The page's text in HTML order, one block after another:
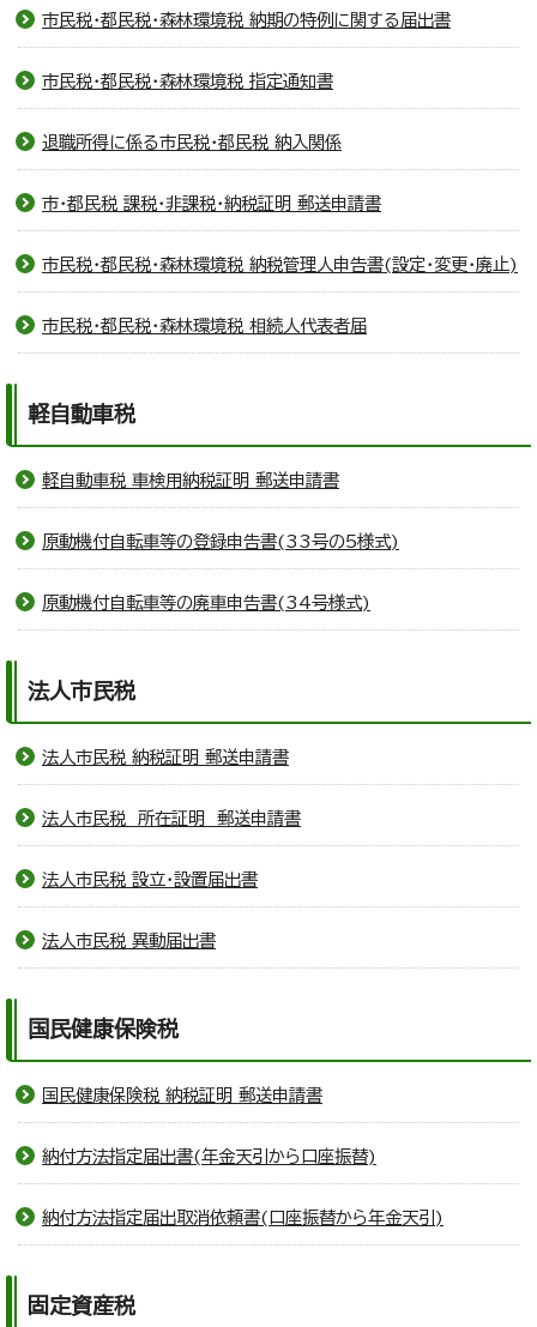
市民税・都民税・森林環境税 納期の特例に関する届出書
市民税・都民税・森林環境税 指定通知書
退職所得に係る市民税・都民税 納入関係
市・都民税 課税・非課税・納税証明 郵送申請書
市民税・都民税・森林環境税 納税管理人申告書(設定・変更・廃止)
市民税・都民税・森林環境税 相続人代表者届
軽自動車税
軽自動車税 車検用納税証明 郵送申請書
原動機付自転車等の登録申告書(33号の5様式)
原動機付自転車等の廃車申告書(34号様式)
法人市民税
法人市民税 納税証明 郵送申請書
法人市民税 所在証明 郵送申請書
法人市民税 設立・設置届出書
法人市民税 異動届出書
国民健康保険税
国民健康保険税 納税証明 郵送申請書
納付方法指定届出書(年金天引から口座振替)
納付方法指定届出取消依頼書(口座振替から年金天引)
固定資産税